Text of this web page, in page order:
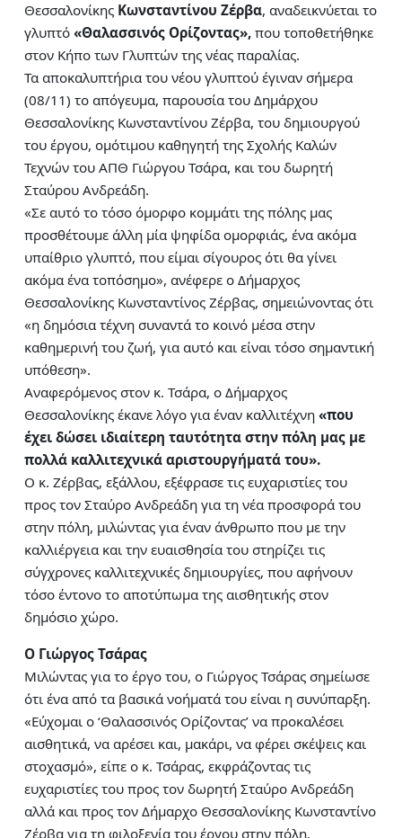
Θεσσαλονίκης Κωνσταντίνου Ζέρβα, αναδεικνύεται το
γλυπτό«Θαλασσινός Ορίζοντας»,που τοποθετήθηκε
στον Κήπο των Γλυπτών της νέας παραλίας.
Τα αποκαλυπτήρια του νέου γλυπτού έγιναν σήμερα
(08/11) το απόγευμα, παρουσία του Δημάρχου
Θεσσαλονίκης Κωνσταντίνου Ζέρβα, του δημιουργού
του έργου, ομότιμου καθηγητή της Σχολής Καλών
Τεχνών του ΑΠΘ Γιώργου Τσάρα, και του δωρητή
Σταύρου Ανδρεάδη.
«Σε αυτό το τόσο όμορφο κομμάτι της πόλης μας
προσθέτουμε άλλη μία ψηφίδα ομορφιάς, ένα ακόμα
υπαίθριο γλυπτό, που είμαι σίγουρος ότι θα γίνει
ακόμα ένα τοπόσημο», ανέφερε ο Δήμαρχος
Θεσσαλονίκης Κωνσταντίνος Ζέρβας, σημειώνοντας ότι
«η δημόσια τέχνη συναντά το κοινό μέσα στην
καθημερινή του ζωή, για αυτό και είναι τόσο σημαντική
υπόθεση».
Αναφερόμενος στον κ. Τσάρα, ο Δήμαρχος
Θεσσαλονίκης έκανε λόγο για έναν καλλιτέχνη«που
έχει δώσει ιδιαίτερη ταυτότητα στην πόλη μας με
πολλά καλλιτεχνικά αριστουργήματά του».
Ο κ. Ζέρβας, εξάλλου, εξέφρασε τις ευχαριστίες του
προς τον Σταύρο Ανδρεάδη για τη νέα προσφορά του
στην πόλη, μιλώντας για έναν άνθρωπο που με την
καλλιέργεια και την ευαισθησία του στηρίζει τις
σύγχρονες καλλιτεχνικές δημιουργίες, που αφήνουν
τόσο έντονο το αποτύπωμα της αισθητικής στον
δημόσιο χώρο.
Ο Γιώργος Τσάρας
Μιλώντας για το έργο του, ο Γιώργος Τσάρας σημείωσε
ότι ένα από τα βασικά νοήματά του είναι η συνύπαρξη.
«Εύχομαι ο ‘Θαλασσινός Ορίζοντας’ να προκαλέσει
αισθητικά, να αρέσει και, μακάρι, να φέρει σκέψεις και
στοχασμό», είπε ο κ. Τσάρας, εκφράζοντας τις
ευχαριστίες του προς τον δωρητή Σταύρο Ανδρεάδη
αλλά και προς τον Δήμαρχο Θεσσαλονίκης Κωνσταντίνο
Ζέρβα για τη φιλοξενία του έργου στην πόλη.